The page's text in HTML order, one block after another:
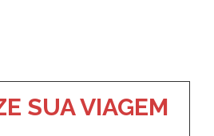
SUA VIAGEM